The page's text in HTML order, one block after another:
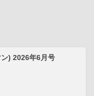
) 2026年6月号